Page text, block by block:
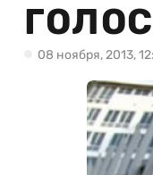
08 ноября, 2013,